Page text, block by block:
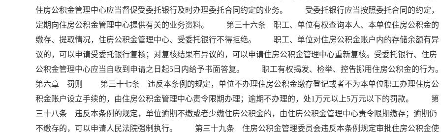
住房公积金管理中心应当督促受委托银行及时办理委托合同约定的业务。 受委托银行应当按照委托合同的约定，
定期向住房公积金管理中心提供有关的业务资料。 第三十六条 职工、单位有权查询本人、本单位住房公积金的
缴存、提取情况，住房公积金管理中心、受委托银行不得拒绝。 职工、单位对住房公积金账户内的存储余额有异
议的，可以申请受委托银行复核；对复核结果有异议的，可以申请住房公积金管理中心重新复核。受委托银行、住房
公积金管理中心应当自收到申请之日起5日内给予书面答复。 职工有权揭发、检举、控告挪用住房公积金的行为
第六章 罚则 第三十七条 违反本条例的规定，单位不办理住房公积金缴存登记或者不为本单位职工办理住房公
积金账户设立手续的，由住房公积金管理中心责令限期办理；逾期不办理的，处1万元以上5万元以下的罚款。 第
三十八条 违反本条例的规定，单位逾期不缴或者少缴住房公积金的，由住房公积金管理中心责令限期缴存；逾期仍
不缴存的，可以申请人民法院强制执行。 第三十九条 住房公积金管理委员会违反本条例规定审批住房公积金使